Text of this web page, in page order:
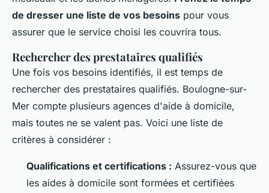
de dresser une liste de vos besoins pour vous
assurer que le service choisi les couvrira tous.
Rechercher des prestataires qualifiés
Une fois vos besoins identifiés, il est temps de
rechercher des prestataires qualifiés. Boulogne-sur-
Mer compte plusieurs agences d'aide à domicile,
mais toutes ne se valent pas. Voici une liste de
critères à considérer :
Qualifications et certifications : Assurez-vous que
les aides à domicile sont formées et certifiées